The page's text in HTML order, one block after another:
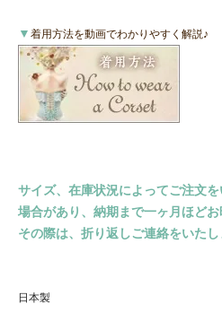
▼ 着用方法を動画でわかりやすく解説♪
サイズ、在庫状況によってご注文
場合があり、納期まで一ヶ月ほどお
その際は、折り返しご連絡をいたし
日本製